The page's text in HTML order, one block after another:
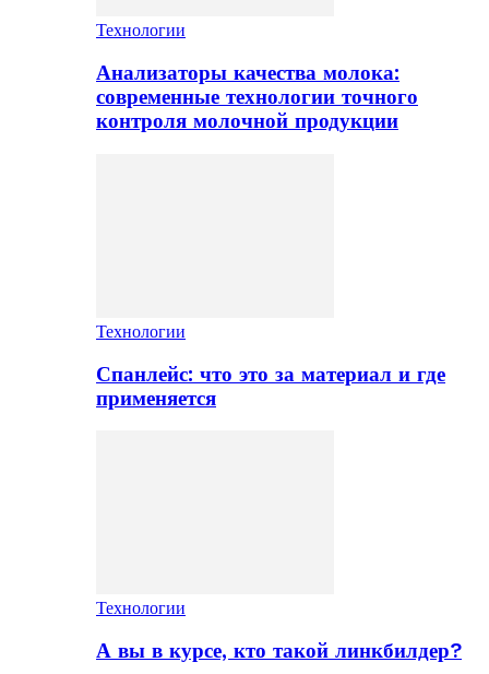
Технологии
Анализаторы качества молока:
современные технологии точного
контроля молочной продукции
Технологии
Спанлейс: что это за материал и где
применяется
Технологии
А вы в курсе, кто такой линкбилдер?